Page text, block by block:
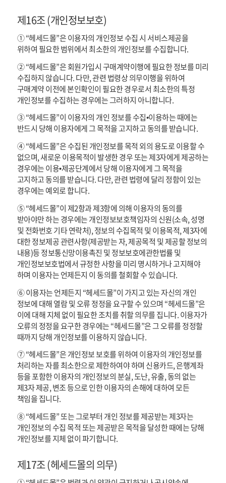
제16조 (개인정보보호)
① “헤세드몰”은 이용자의 개인정보 수집 시 서비스제공을
위하여 필요한 범위에서 최소한의 개인정보를 수집합니다.
② “헤세드몰”은 회원가입시 구매계약이행에 필요한 정보를 미리
수집하지 않습니다. 다만, 관련 법령상 의무이행을 위하여
구매계약 이전에 본인확인이 필요한 경우로서 최소한의 특정
개인정보를 수집하는 경우에는 그러하지 아니합니다.
③ “헤세드몰”이 이용자의 개인 정보를 수집•이용하는 때에는
반드시 당해 이용자에게 그 목적을 고지하고 동의를 받습니다.
④ “헤세드몰”은 수집된 개인정보를 목적 외의 용도로 이용할 수
없으며, 새로운 이용목적이 발생한 경우 또는 제3자에게 제공하는
경우에는 이용•제공단계에서 당해 이용자에게 그 목적을
고지하고 동의를 받습니다. 다만, 관련 법령에 달리 정함이 있는
경우에는 예외로 합니다.
⑤ “헤세드몰”이 제2항과 제3항에 의해 이용자의 동의를
받아야만 하는 경우에는 개인정보보호책임자의 신원(소속, 성명
및 전화번호 기타 연락처), 정보의 수집목적 및 이용목적, 제3자에
대한 정보제공 관련사항(제공받는 자, 제공목적 및 제공할 정보의
내용)등 정보통신망이용촉진 및 정보보호에관한법률 및
개인정보보호법에서 규정한 사항을 미리 명시하거나 고지해야
하며 이용자는 언제든지 이 동의를 철회할 수 있습니다.
⑥ 이용자는 언제든지 “헤세드몰”이 가지고 있는 자신의 개인
정보에 대해 열람 및 오류 정정을 요구할 수 있으며 “헤세드몰”은
이에 대해 지체 없이 필요한 조치를 취할 의무를 집니다. 이용자가
오류의 정정을 요구한 경우에는 “헤세드몰”은 그 오류를 정정할
때까지 당해 개인정보를 이용하지 않습니다.
⑦ “헤세드몰”은 개인정보 보호를 위하여 이용자의 개인정보를
처리하는 자를 최소한으로 제한하여야 하며 신용카드, 은행계좌
등을 포함한 이용자의 개인정보의 분실, 도난, 유출, 동의 없는
제3자 제공, 변조 등으로 인한 이용자의 손해에 대하여 모든
책임을 집니다.
⑧ “헤세드몰” 또는 그로부터 개인 정보를 제공받는 제3자는
개인정보의 수집 목적 또는 제공받은 목적을 달성한 때에는 당해
개인정보를 지체 없이 파기합니다.
제17조 (헤세드몰의 의무)